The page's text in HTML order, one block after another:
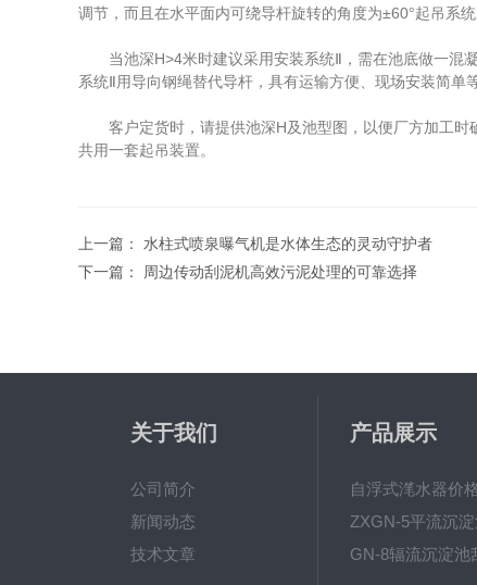
调节，而且在水平面内可绕导杆旋转的角度为±60°起吊系
当池深H>4米时建议采用安装系统Ⅱ，需在池底做一混凝
系统Ⅱ用导向钢绳替代导杆，具有运输方便、现场安装简单
客户定货时，请提供池深H及池型图，以便厂方加工时
共用一套起吊装置。
上一篇： 水柱式喷泉曝气机是水体生态的灵动守护者
下一篇：
周边传动刮泥机高效污泥处理的可靠选择
关于我们
公司简介
新闻动态
技术文章
产品展示
自浮式滗水器价
GN-8辐流沉淀池